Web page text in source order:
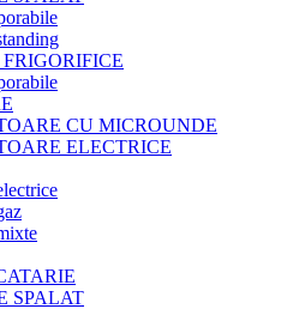
CU MICROUNDE
ELECTRICE
SPALAT